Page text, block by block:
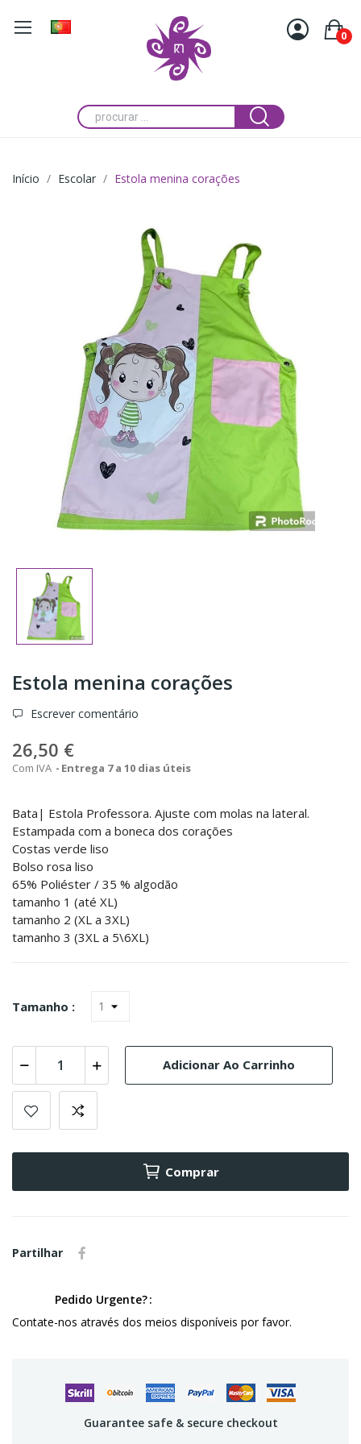
0
Início Escolar Estola menina corações
Estola menina corações
Escrever comentário
26,50 €
Com IVA Entrega 7 a 10 dias úteis
Bata| Estola Professora. Ajuste com molas na lateral.
Estampada com a boneca dos corações
Costas verde liso
Bolso rosa liso
65% Poliéster / 35 % algodão
tamanho 1 (até XL)
tamanho 2 (XL a 3XL)
tamanho 3 (3XL a 5\6XL)
Tamanho :
Adicionar Ao Carrinho
Comprar
Partilhar
Pedido Urgente?
Contate-nos através dos meios disponíveis por favor.
Guarantee safe & secure checkout